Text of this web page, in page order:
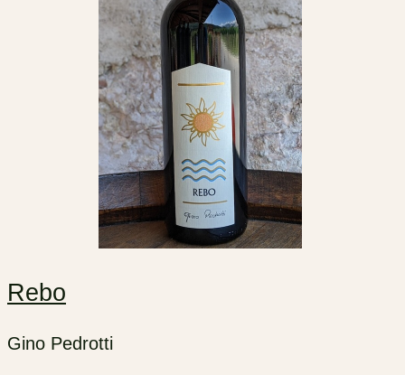
Rebo
Gino Pedrotti